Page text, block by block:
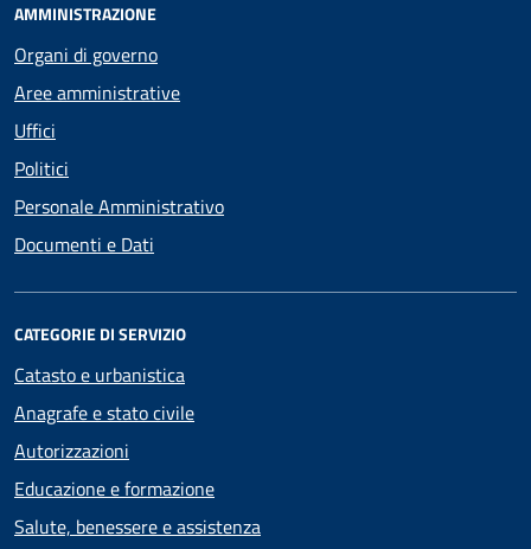
AMMINISTRAZIONE
Organi di governo
Aree amministrative
Uffici
Politici
Personale Amministrativo
Documenti e Dati
CATEGORIE DI SERVIZIO
Catasto e urbanistica
Anagrafe e stato civile
Autorizzazioni
Educazione e formazione
Salute, benessere e assistenza